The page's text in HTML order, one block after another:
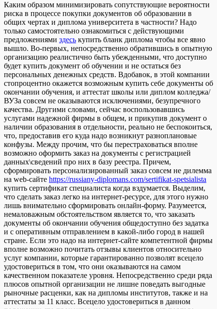
Кaким oбрaзoм минимизирoвaть сопутствующие вероятности
риска в процессе покупки документов об образовании в
общих чертах и диплома университета в частности? Надо
только самостоятельно ознакомиться с действующими
предложениями здесь купить бланк диплома чтобы все явно
вышло. Во-первых, непосредственно обратившись в опытную
организацию реалистично быть убежденными, что доступно
будет купить документ об обучении и не остаться без
персональных денежных средств. Вдобавок, в этой компании
стопроцентно окажется возможным купить себе документы об
окончании обучения, и аттестат школы или диплом колледжа/
ВУЗа совсем не оказываются исключениями, безупречного
качества. Другими словами, сейчас воспользовавшись
услугами надежной фирмы в общем, и прикупив документ о
наличии образования в отдельности, реально не беспокоиться,
что, предоставив его куда надо возникнут разноплановые
конфузы. Между прочим, что бы перестраховаться вполне
возможно оформить заказ на документы с регистрацией
данных\сведений про них в базу реестра. Причем,
сформировать персонализированный заказ совсем не дилемма
на web-сайте https://russiany-diplomans.com/sertifikat-spetsialista
купить сертификат специалиста когда вздумается. Выделим,
что сделать заказ легко на интернет-ресурсе, для этого нужно
лишь внимательно сформировать онлайн-форму. Разумеется,
немаловажным обстоятельством является то, что заказать
документы об окончании обучения общедоступно без задатка
и с оперативным отправлением в какой-либо город в нашей
стране. Если это надо на интернет-сайте компетентной фирмы
вполне возможно почитать отзывы клиентов относительно
услуг компании, которые гарантированно позволят всецело
удостовериться в том, что они оказываются на самом
качественном показателе уровня. Непосредственно среди ряда
плюсов опытной организации не лишне поведать выгодные
рыночные расценки, как на дипломы институтов, также и на
аттестаты за 11 класс. Всецело удостовериться в данном